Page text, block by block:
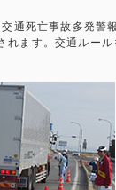
通死亡事故多発警
れます。交通ルー